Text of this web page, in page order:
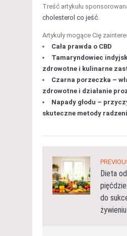
Treść artykułu
cholesterol co jeść.
Artykuły mogące Cię
Cała prawda o CBD
Tamaryndowiec
zdrowotne i kulinarne
Czarna porzeczka –
zdrowotne i działanie
Napady głodu –
skuteczne metody
Dieta
do
żywieniu